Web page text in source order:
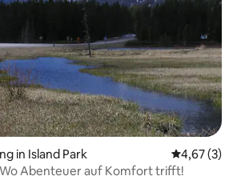
in Island Park
4,67 (3)
Wo Abenteuer auf Komfort trifft!